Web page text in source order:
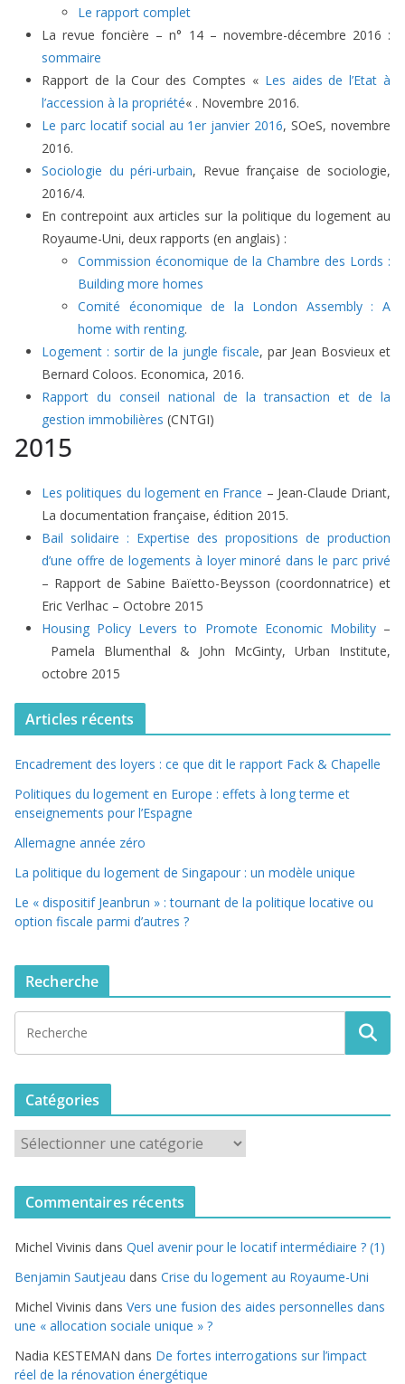
Le rapport complet
La revue foncière – n° 14 – novembre-décembre 2016 :
sommaire
Rapport de la Cour des Comptes « Les aides de l’Etat à
l’accession à la propriété« . Novembre 2016.
Le parc locatif social au 1er janvier 2016, SOeS, novembre
2016.
Sociologie du péri-urbain, Revue française de sociologie,
2016/4.
En contrepoint aux articles sur la politique du logement au
Royaume-Uni, deux rapports (en anglais) :
Commission économique de la Chambre des Lords :
Building more homes
Comité économique de la London Assembly : A
home with renting.
Logement : sortir de la jungle fiscale, par Jean Bosvieux et
Bernard Coloos. Economica, 2016.
Rapport du conseil national de la transaction et de la
gestion immobilières (CNTGI)
2015
Les politiques du logement en France – Jean-Claude Driant,
La documentation française, édition 2015.
Bail solidaire : Expertise des propositions de production
d’une offre de logements à loyer minoré dans le parc privé
– Rapport de Sabine Baïetto-Beysson (coordonnatrice) et
Eric Verlhac – Octobre 2015
Housing Policy Levers to Promote Economic Mobility–
Pamela Blumenthal & John McGinty, Urban Institute,
octobre 2015
Articles récents
Encadrement des loyers : ce que dit le rapport Fack & Chapelle
Politiques du logement en Europe : effets à long terme et
enseignements pour l’Espagne
Allemagne année zéro
La politique du logement de Singapour : un modèle unique
Le « dispositif Jeanbrun » : tournant de la politique locative ou
option fiscale parmi d’autres ?
Recherche
Catégories
t
o
r
i
e
Commentaires récents
Michel Vivinis dans Quel avenir pour le locatif intermédiaire ? (1)
Benjamin Sautjeau dans Crise du logement au Royaume-Uni
Michel Vivinis dans Vers une fusion des aides personnelles dans
une « allocation sociale unique » ?
Nadia KESTEMAN dans De fortes interrogations sur l’impact
réel de la rénovation énergétique